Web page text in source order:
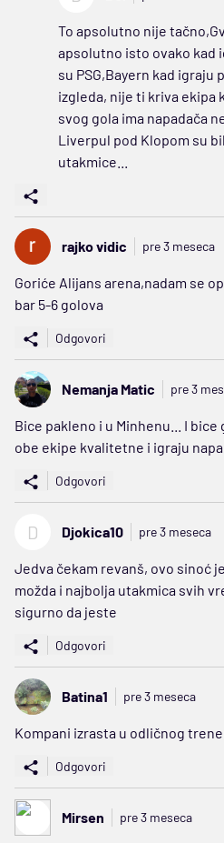
To apsolutno nije
apsolutno isto ovako kad
su PSG,Bayern kad
izgleda, nije ti kriva ekipa
svog gola ima napadača
Liverpul pod Klopom su
utakmice...
rajko vidic pre 3 meseca
Goriće Alijans arena,nadam se
bar 5-6 golova
Odgovori
Nemanja Matic pre 3
Bice pakleno i u Minhenu... I
obe ekipe kvalitetne i igraju
Odgovori
D Djokica10 pre 3 meseca
Jedva čekam revanš, ovo sinoć
možda i najbolja utakmica svih
sigurno da jeste
Odgovori
Batina1 pre 3 meseca
Kompani izrasta u odličnog
Odgovori
Mirsen pre 3 meseca